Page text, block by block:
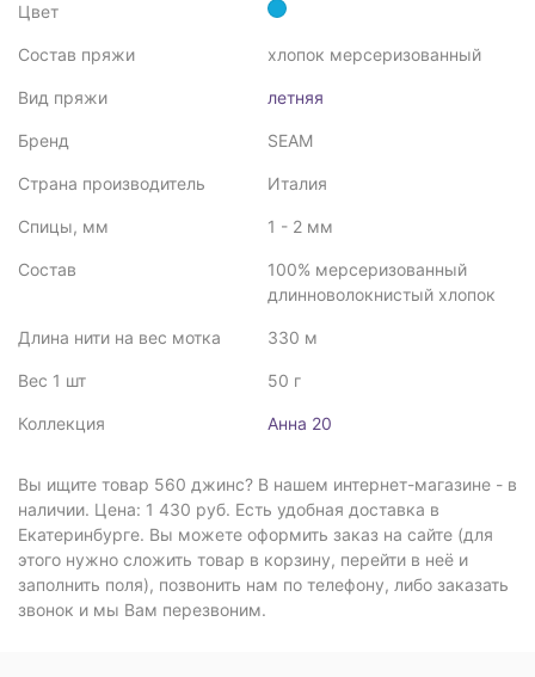
Цвет
Состав пряжи хлопок мерсеризованный
Вид пряжи летняя
Бренд SEAM
Страна производитель Италия
Спицы, мм 1 - 2 мм
Состав
100% мерсеризованный
длинноволокнистый хлопок
Длина нити на вес мотка 330 м
Вес 1 шт 50 г
Коллекция Анна 20
Вы ищите товар 560 джинс? В нашем интернет-магазине - в
наличии. Цена: 1 430 руб. Есть удобная доставка в
Екатеринбурге. Вы можете оформить заказ на сайте (для
этого нужно сложить товар в корзину, перейти в неё и
заполнить поля), позвонить нам по телефону, либо заказать
звонок и мы Вам перезвоним.